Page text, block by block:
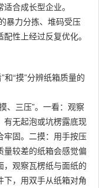
合成长型企业。
暴力分拣、堆码受压
性上经过反复优化。
“摸”分辨纸箱质量的
、三压”。一看：观察
有无起泡或坑楞露底现
牢固。二摸：用手按压
较差的纸箱会感觉偏
观察瓦楞纸与面纸的
，用双手从纸箱对角